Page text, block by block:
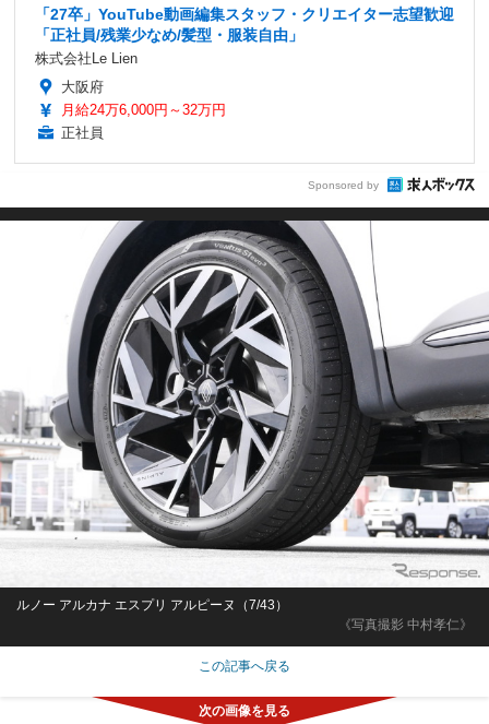
「27卒」YouTube動画編集スタッフ・クリエイター志望歓迎
「正社員/残業少なめ/髪型・服装自由」
株式会社Le Lien
大阪府
月給24万6,000円～32万円
正社員
Sponsored by
《写真撮影 中村孝仁》
ルノー アルカナ エスプリ アルピーヌ（7/43）
この記事へ戻る